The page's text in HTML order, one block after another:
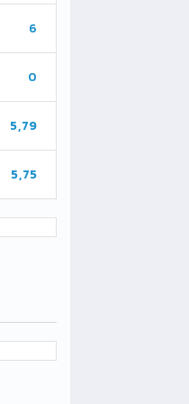
6
0
5,79
5,75